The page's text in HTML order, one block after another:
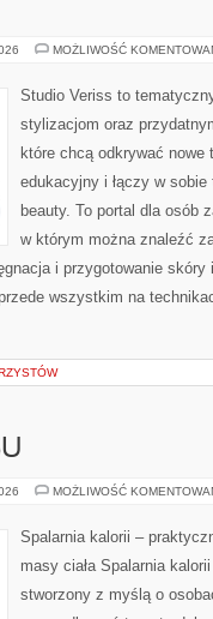
MOŻLIWOŚĆ
Studio Veriss to
stylizacjom oraz
które chcą odkrywać nowe
edukacyjny i łączy w
beauty. To portal dla osób
w którym można znaleźć
i przygotowanie
wszystkim na
MOŻLIWOŚĆ
Spalarnia kalorii –
masy ciała Spalarnia
stworzony z myślą o